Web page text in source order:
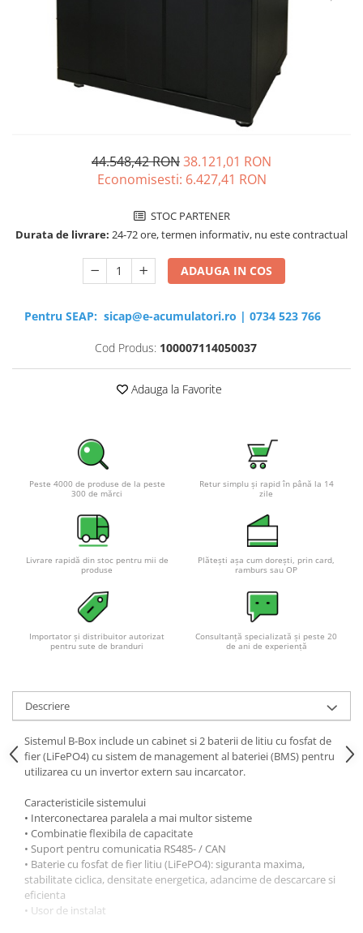
Sisteme de management (BMS)
Redresoare auto, moto, barci si
44.548,42 RON38.121,01 RON
Economisesti: 6.427,41 RON
STOC PARTENER
Durata de livrare: 24-72 ore, termen informativ, nu este contractual
ADAUGA IN COS
Pentru SEAP: sicap@e-acumulatori.ro | 0734 523 766
Cod Produs: 100007114050037
Adauga la Favorite
Peste 4000 de produse de la peste
300 de mărci
Retur simplu și rapid în până la 14
zile
Livrare rapidă din stoc pentru mii de
produse
Plătești așa cum dorești, prin card,
ramburs sau OP
Importator și distribuitor autorizat
pentru sute de branduri
Consultanță specializată și peste 20
de ani de experiență
Descriere
Sistemul B-Box include un cabinet si 2 baterii de litiu cu fosfat de
fier (LiFePO4) cu sistem de management al bateriei (BMS) pentru
utilizarea cu un invertor extern sau incarcator.
Caracteristicile sistemului
• Interconectarea paralela a mai multor sisteme
• Combinatie flexibila de capacitate
• Suport pentru comunicatia RS485- / CAN
• Baterie cu fosfat de fier litiu (LiFePO4): siguranta maxima,
stabilitate ciclica, densitate energetica, adancime de descarcare si
eficienta
• Usor de instalat